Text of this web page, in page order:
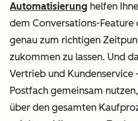
Automatisierung helfen
dem Conversations-
genau zum richtigen
zukommen zu lassen. Und
Vertrieb und Kundenservice
Postfach gemeinsam
über den gesamten